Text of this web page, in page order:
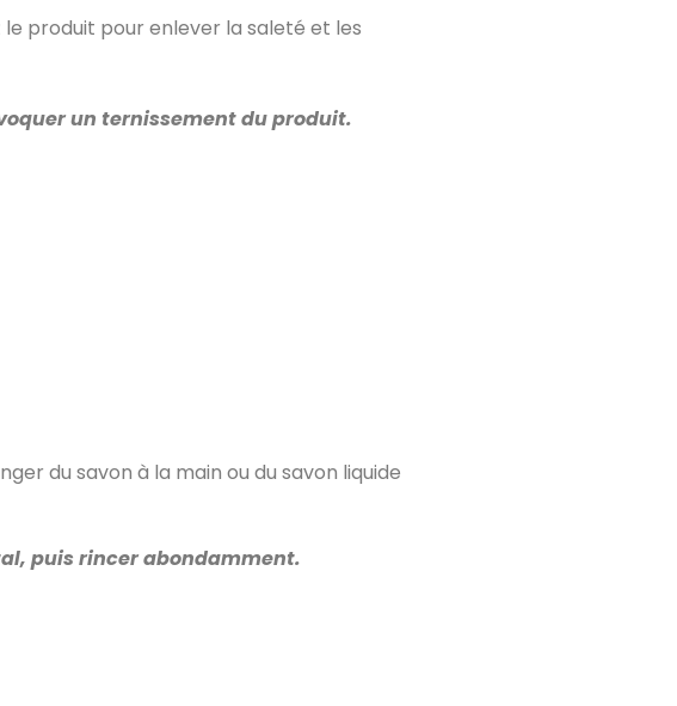
le produit pour enlever la saleté et les
un ternissement du produit.
du savon à la main ou du savon liquide
puis rincer abondamment.